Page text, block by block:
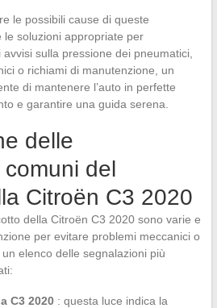
le possibili cause di queste
soluzioni appropriate per
sulla pressione dei pneumatici,
o richiami di manutenzione, un
di mantenere l’auto in perfette
e garantire una guida serena.
delle
del
Citroën C3 2020
della Citroën C3 2020 sono varie e
per evitare problemi meccanici o
elenco delle segnalazioni più
C3 2020: questa luce indica la